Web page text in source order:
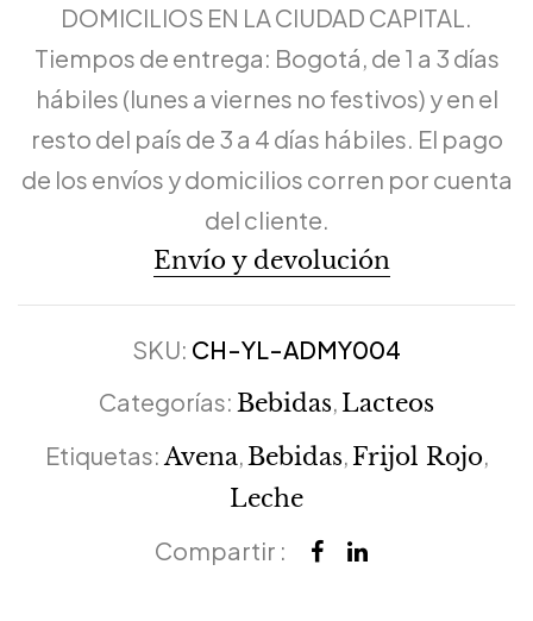
DOMICILIOS EN LA CIUDAD CAPITAL.
Tiempos de entrega: Bogotá, de 1 a 3 días
hábiles (lunes a viernes no festivos) y en el
resto del país de 3 a 4 días hábiles. El pago
de los envíos y domicilios corren por cuenta
del cliente.
Envío y devolución
SKU: CH-YL-ADMY004
Categorías: Bebidas Lacteos
Etiquetas: Avena Bebidas Frijol Rojo,
Leche
Compartir :